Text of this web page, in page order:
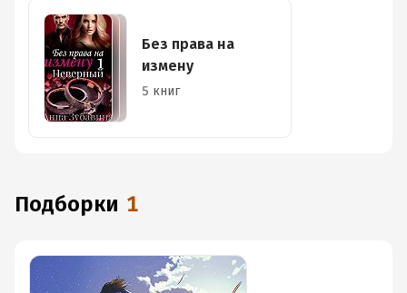
Без права на
измену
5 книг
Подборки 1